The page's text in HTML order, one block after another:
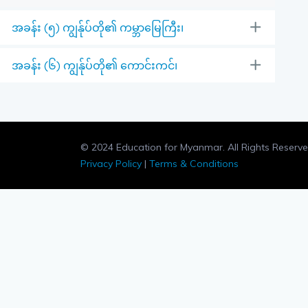
အခန်း (၅) ကျွန်ုပ်တို၏ ကမ္ဘာမြေကြီး၊
အခန်း (၆) ကျွန်ုပ်တို၏ ကောင်းကင်၊
© 2024 Education for Myanmar. All Rights
Privacy Policy | Terms & Conditions